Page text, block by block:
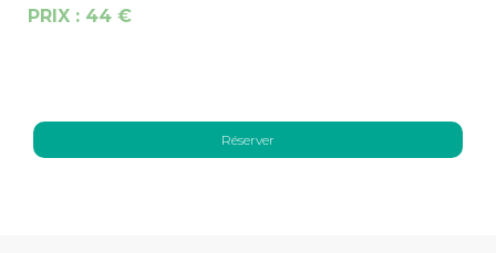
PRIX : 44 €
Réserver